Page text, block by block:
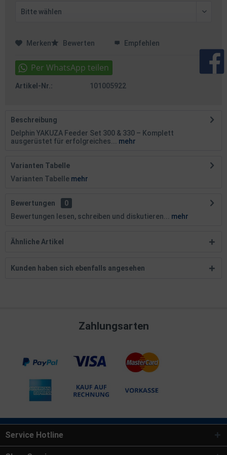
Merken Bewerten Empfehlen
Artikel-Nr.: 101005922
Beschreibung
Delphin YAKUZA Feeder Set 300 & 330 – Komplett
ausgerüstet für erfolgreiches...
mehr
Varianten Tabelle
Varianten Tabelle mehr
Bewertungen
0
Bewertungen lesen, schreiben und diskutieren...
mehr
Ähnliche Artikel
Kunden haben sich ebenfalls angesehen
Zahlungsarten
Service Hotline